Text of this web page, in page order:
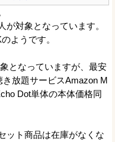
が対象となっています。
ようです。
となっていますが、最安
放題サービスAmazon M
Dot単体の本体価格同
ット商品は在庫がなくな